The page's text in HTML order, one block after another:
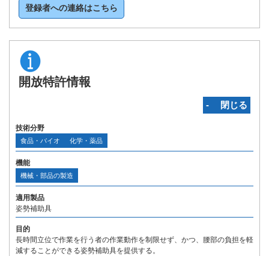
登録者への連絡はこちら
開放特許情報
‐ 閉じる
技術分野
食品・バイオ 化学・薬品
機能
機械・部品の製造
適用製品
姿勢補助具
目的
長時間立位で作業を行う者の作業動作を制限せず、かつ、腰部の負担を軽
減することができる姿勢補助具を提供する。